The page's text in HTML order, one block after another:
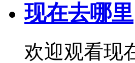
现在去哪里
欢迎观看现